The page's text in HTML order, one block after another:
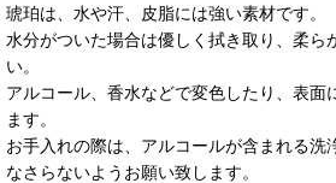
琥珀は、水や汗、皮脂には強い素材です。
水分がついた場合は優しく拭き取り、柔ら
い。
アルコール、香水などで変色したり、表面
ます。
お手入れの際は、アルコールが含まれる洗
なさらないようお願い致します。